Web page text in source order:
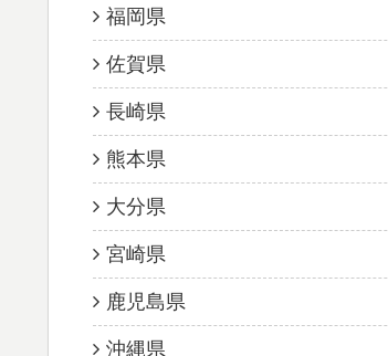
福岡県
佐賀県
長崎県
熊本県
大分県
宮崎県
鹿児島県
沖縄県